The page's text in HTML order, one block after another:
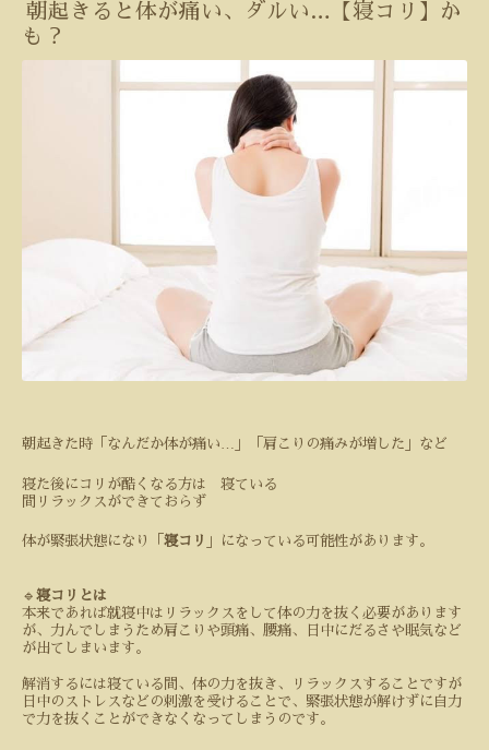
朝起きると体が痛い、ダルい…【寝コリ】か
も？
朝起きた時「なんだか体が痛い… 」「肩こりの痛みが増した」など
寝た後にコリが酷くなる方は 寝ている
間リラックスができておらず
体が緊張状態になり「 寝コリ 」になっている可能性があります。
🔹 寝コリとは
本来であれば就寝中はリラックスをして体の力を抜く必要があります
が、力んでしまうため肩こりや頭痛、腰痛、日中にだるさや眠気など
が出てしまいます。
解消するには寝ている間、体の力を抜き、リラックスすることですが
日中のストレスなどの刺激を受けることで、緊張状態が解けずに自力
で力を抜くことができなくなってしまうのです。